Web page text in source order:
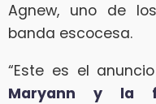
Agnew, uno de
banda escocesa.
“Este es el
Maryann y la